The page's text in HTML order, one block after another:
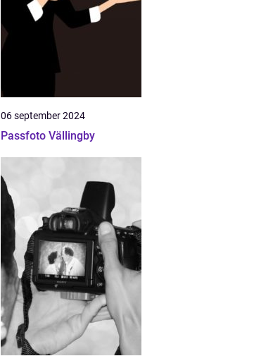
06 september 2024
Passfoto Vällingby